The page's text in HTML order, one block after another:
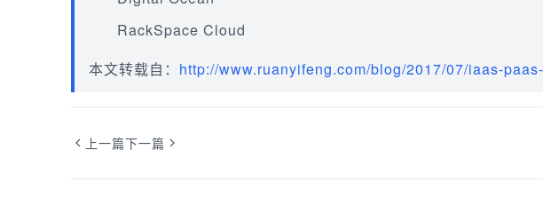
RackSpace Cloud
本文转载自： http://www.ruanyifeng.com/blog/2017/07/iaas-
上一篇下一篇